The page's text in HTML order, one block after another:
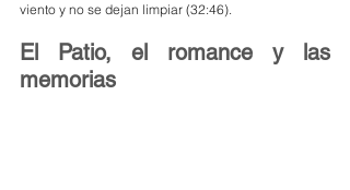
viento y no se dejan limpiar (32:46).
El Patio, el romance y las
memorias